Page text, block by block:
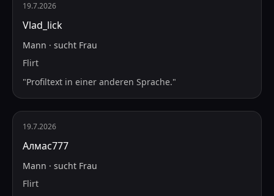
19.7.2026
Vlad_lick
Mann · sucht Frau
Flirt
"Profiltext in einer anderen Sprache."
19.7.2026
Алмас777
Mann · sucht Frau
Flirt